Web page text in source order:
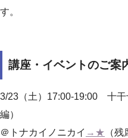
す。
講座・イベントのご
3/23（土）17:00-19:00 十干
編）
＠トナカイノニカイ →★ （残